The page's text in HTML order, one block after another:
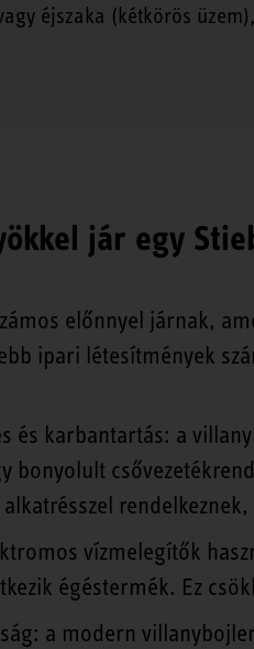
éjszaka (kétkörös
jár egy
előnnyel járnak,
ipari létesítmények
és karbantartás: a
bonyolult
vízmelegítők
égéstermék. Ez
a modern